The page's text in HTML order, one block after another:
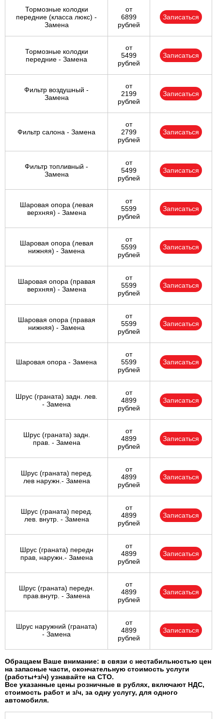
Тормозные колодки
передние (класса люкс) -
Замена
от
6899
рублей
Записаться
Тормозные колодки
передние - Замена
от
5499
рублей
Записаться
Фильтр воздушный -
Замена
от
2199
рублей
Записаться
Фильтр салона - Замена
от
2799
рублей
Записаться
Фильтр топливный -
Замена
от
5499
рублей
Записаться
Шаровая опора (левая
верхняя) - Замена
от
5599
рублей
Записаться
Шаровая опора (левая
нижняя) - Замена
от
5599
рублей
Записаться
Шаровая опора (правая
верхняя) - Замена
от
5599
рублей
Записаться
Шаровая опора (правая
нижняя) - Замена
от
5599
рублей
Записаться
Шаровая опора - Замена
от
5599
рублей
Записаться
Шрус (граната) задн. лев.
- Замена
от
4899
рублей
Записаться
Шрус (граната) задн.
прав. - Замена
от
4899
рублей
Записаться
Шрус (граната) перед.
лев наружн.- Замена
от
4899
рублей
Записаться
Шрус (граната) перед.
лев. внутр. - Замена
от
4899
рублей
Записаться
Шрус (граната) передн
прав, наружн.- Замена
от
4899
рублей
Записаться
Шрус (граната) передн.
прав.внутр. - Замена
от
4899
рублей
Записаться
Шрус наружний (граната)
- Замена
от
4899
рублей
Записаться
Обращаем Ваше внимание: в связи с нестабильностью цен
на запасные части, окончательную стоимость услуги
(работы+з/ч) узнавайте на СТО.
Все указанные цены розничные в рублях, включают НДС,
стоимость работ и з/ч, за одну услугу, для одного
автомобиля.